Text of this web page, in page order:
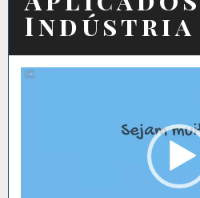
Indústria
Tocador